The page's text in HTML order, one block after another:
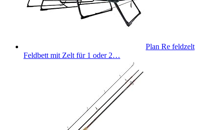
Plan Re feldzelt
Feldbett mit Zelt für 1 oder 2…